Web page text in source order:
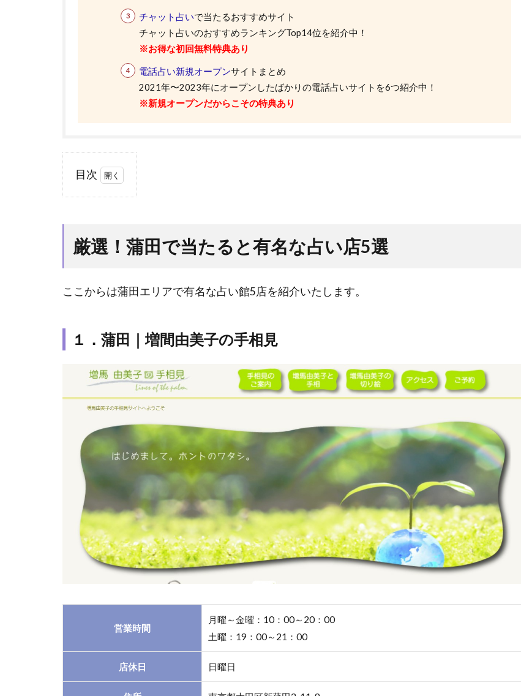
チャット占いで当たるおすすめサイト
チャット占いのおすすめランキングTop14位を紹介中！
※お得な初回無料特典あり
電話占い新規オープンサイトまとめ
2021年〜2023年にオープンしたばかりの電話占いサイトを6つ紹介中！
※新規オープンだからこその特典あり
目次
蒲田
で当
名な
選
１．
蒲田
｜増
美子
相見
蒲田
｜タ
ロッ
トと
占星
３．蒲田
天然石&
厳選！蒲田で当たると有名な占い店5選
ここからは蒲田エリアで有名な占い館5店を紹介いたします。
１．蒲田｜増間由美子の手相見
営業時間
月曜～金曜：10：00～20：00
土曜：19：00～21：00
店休日 日曜日